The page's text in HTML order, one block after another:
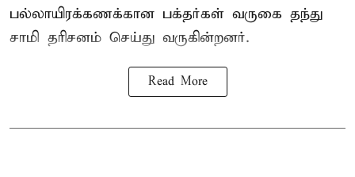
பல்லாயிரக்கணக்கான பக்தர்கள் வருகை தந்து
சாமி தரிசனம் செய்து வருகின்றனர்.
Read More